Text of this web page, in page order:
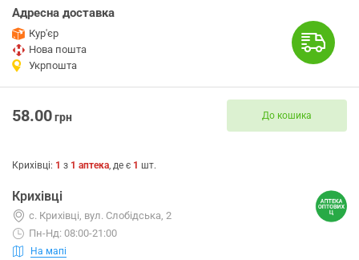
Адресна доставка
Кур'єр
Нова пошта
Укрпошта
58.00грн До кошика
Крихівці: 1 з 1 аптека, де є 1 шт.
Крихівці
с. Крихівці, вул. Слобідська, 2
Пн-Нд: 08:00-21:00
На мапі